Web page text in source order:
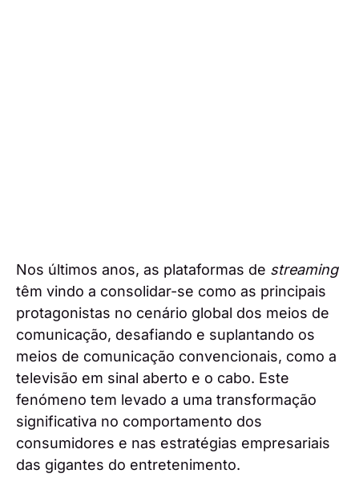
Nos últimos anos, as plataformas de streaming
têm vindo a consolidar-se como as principais
protagonistas no cenário global dos meios de
comunicação, desafiando e suplantando os
meios de comunicação convencionais, como a
televisão em sinal aberto e o cabo. Este
fenómeno tem levado a uma transformação
significativa no comportamento dos
consumidores e nas estratégias empresariais
das gigantes do entretenimento.